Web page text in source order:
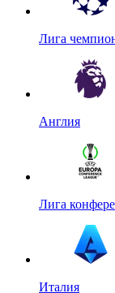
Лига
Англия
Лига
Италия